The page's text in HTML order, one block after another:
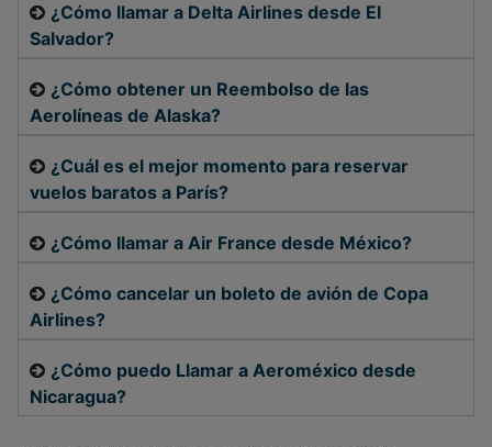
¿Cómo llamar a Delta Airlines desde El
Salvador?
¿Cómo obtener un Reembolso de las
Aerolíneas de Alaska?
¿Cuál es el mejor momento para reservar
vuelos baratos a París?
¿Cómo llamar a Air France desde México?
¿Cómo cancelar un boleto de avión de Copa
Airlines?
¿Cómo puedo Llamar a Aeroméxico desde
Nicaragua?